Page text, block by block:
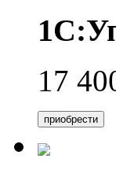
17
приобрести